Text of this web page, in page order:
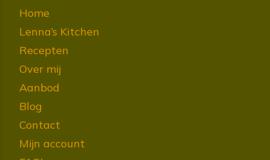
Home
Lenna’s Kitchen
Recepten
Over mij
Aanbod
Blog
Contact
Mijn account